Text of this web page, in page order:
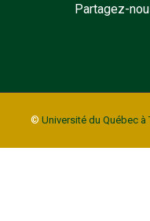
Partagez-
© Université du Québec à